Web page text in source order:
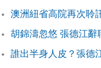
澳洲紐省高院再次聆
胡錦濤忽悠 張德江辭
誰出半身人皮？張德